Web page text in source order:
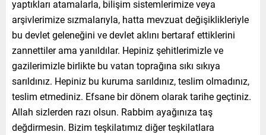
yaptıkları atamalarla, bilişim sistemlerimize veya
arşivlerimize sızmalarıyla, hatta mevzuat değişiklikleriyle
bu devlet geleneğini ve devlet aklını bertaraf ettiklerini
zannettiler ama yanıldılar. Hepiniz şehitlerimizle ve
gazilerimizle birlikte bu vatan toprağına sıkı sıkıya
sarıldınız. Hepiniz bu kuruma sarıldınız, teslim olmadınız,
teslim etmediniz. Efsane bir dönem olarak tarihe geçtiniz.
Allah sizlerden razı olsun. Rabbim ayağınıza taş
değdirmesin. Bizim teşkilatımız diğer teşkilatlara